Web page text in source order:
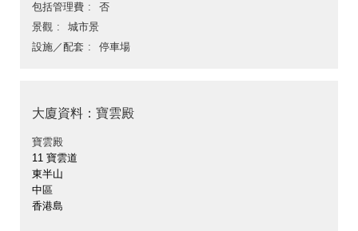
包括管理費
否
景觀
城市景
設施／配套
停車場
大廈資料：寶雲殿
寶雲殿
11 寶雲道
東半山
中區
香港島